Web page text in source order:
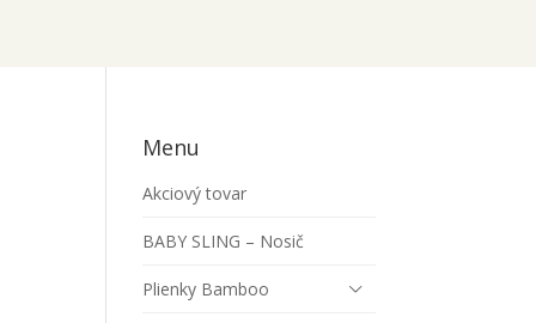
Menu
Akciový tovar
BABY SLING – Nosič
Plienky Bamboo